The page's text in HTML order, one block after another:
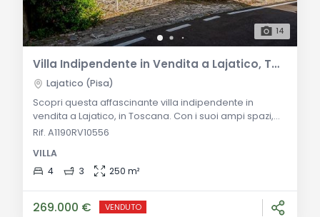
14
Villa Indipendente in Vendita a Lajatico, Toscana
Lajatico (Pisa)
Scopri questa affascinante villa indipendente in
vendita a Lajatico, in Toscana. Con i suoi ampi spazi,
terrazze panoramiche e giardino privato, questa
bellezza della Toscana. Descrizione Generale:
Posizionata nel cuore di Lajatico, un pittoresco paese
Rif. A1190RV10556
VILLA
4
3 250 m²
269.000 € VENDUTO